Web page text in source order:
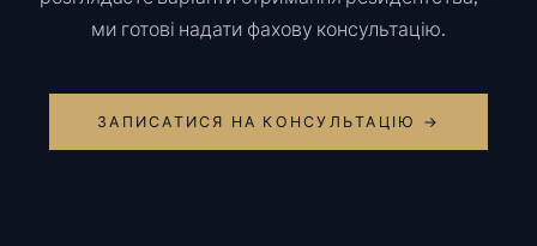
ми готові надати фахову консультацію.
ЗАПИСАТИСЯ НА КОНСУЛЬТАЦІЮ →